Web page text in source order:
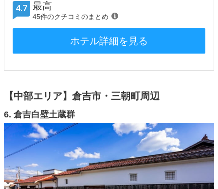
4.7 最高
45件のクチコミのまとめ
ホテル詳細を見る
【中部エリア】倉吉市・三朝町周辺
6. 倉吉白壁土蔵群